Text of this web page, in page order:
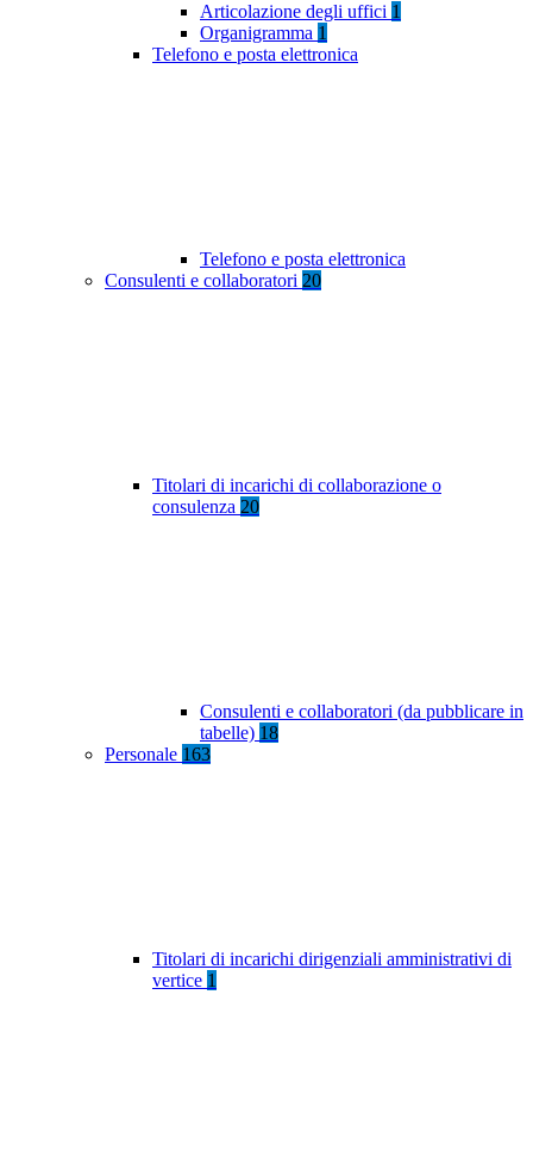
Articolazione degli uffici 1
Organigramma 1
Telefono e posta elettronica
Telefono e posta elettronica
Consulenti e collaboratori 20
Titolari di incarichi di collaborazione o
consulenza 20
Consulenti e collaboratori (da pubblicare in
tabelle) 18
Personale 163
Titolari di incarichi dirigenziali amministrativi di
vertice 1